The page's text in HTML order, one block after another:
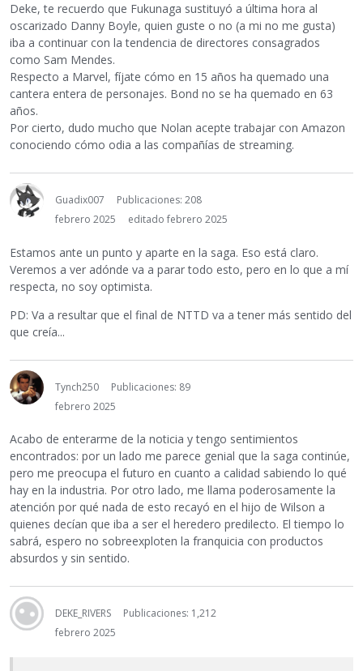
Deke, te recuerdo que Fukunaga sustituyó a última hora al
oscarizado Danny Boyle, quien guste o no (a mi no me gusta)
iba a continuar con la tendencia de directores consagrados
como Sam Mendes.
Respecto a Marvel, fíjate cómo en 15 años ha quemado una
cantera entera de personajes. Bond no se ha quemado en 63
años.
Por cierto, dudo mucho que Nolan acepte trabajar con Amazon
conociendo cómo odia a las compañías de streaming.
Guadix007
Publicaciones: 208
febrero 2025
editado febrero 2025
Estamos ante un punto y aparte en la saga. Eso está claro.
Veremos a ver adónde va a parar todo esto, pero en lo que a mí
respecta, no soy optimista.
PD: Va a resultar que el final de NTTD va a tener más sentido del
que creía...
Tynch250
Publicaciones: 89
febrero 2025
Acabo de enterarme de la noticia y tengo sentimientos
encontrados: por un lado me parece genial que la saga continúe,
pero me preocupa el futuro en cuanto a calidad sabiendo lo qué
hay en la industria. Por otro lado, me llama poderosamente la
atención por qué nada de esto recayó en el hijo de Wilson a
quienes decían que iba a ser el heredero predilecto. El tiempo lo
sabrá, espero no sobreexploten la franquicia con productos
absurdos y sin sentido.
DEKE_RIVERS
Publicaciones: 1,212
febrero 2025